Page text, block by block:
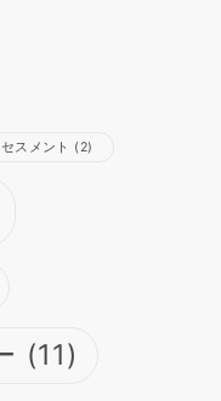
スメント (2)
(11)